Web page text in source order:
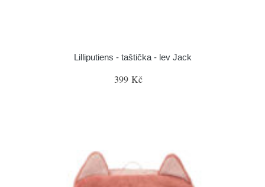
Lilliputiens - taštička - lev Jack
399 Kč